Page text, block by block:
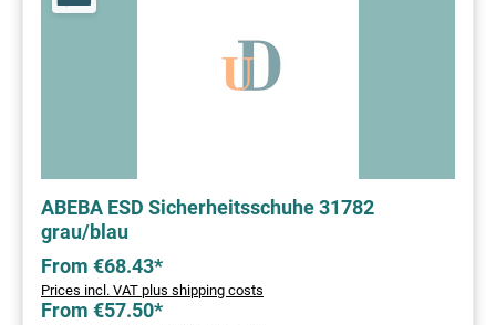
ABEBA ESD Sicherheitsschuhe 31782
grau/blau
From €68.43*
Prices incl. VAT plus shipping costs
From €57.50*